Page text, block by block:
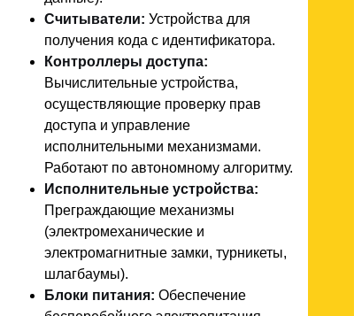
Считыватели: Устройства для
получения кода с идентификатора.
Контроллеры доступа:
Вычислительные устройства,
осуществляющие проверку прав
доступа и управление
исполнительными механизмами.
Работают по автономному алгоритму.
Исполнительные устройства:
Преграждающие механизмы
(электромеханические и
электромагнитные замки, турникеты,
шлагбаумы).
Блоки питания: Обеспечение